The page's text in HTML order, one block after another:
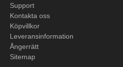
Support
Kontakta oss
Köpvillkor
Leveransinformation
Ångerrätt
Sitemap